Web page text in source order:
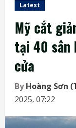
Latest
Mỹ cắt
tại 40 sân
cửa
ByHoàng Sơn
2025, 07:22